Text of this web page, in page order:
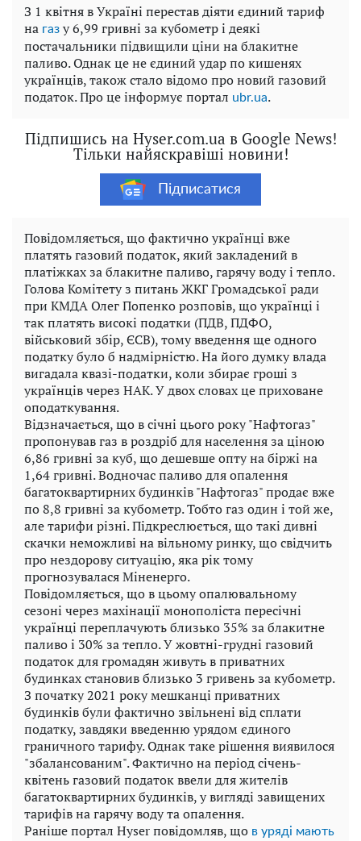
З 1 квітня в Україні перестав діяти єдиний тариф
на газ у 6,99 гривні за кубометр і деякі
постачальники підвищили ціни на блакитне
паливо. Однак це не єдиний удар по кишенях
українців, також стало відомо про новий газовий
податок. Про це інформує портал ubr.ua.
Підпишись на Hyser.com.ua в Google News!
Тільки найяскравіші новини!
Підписатися
Повідомляється, що фактично українці вже
платять газовий податок, який закладений в
платіжках за блакитне паливо, гарячу воду і тепло.
Голова Комітету з питань ЖКГ Громадської ради
при КМДА Олег Попенко розповів, що українці і
так платять високі податки (ПДВ, ПДФО,
військовий збір, ЄСВ), тому введення ще одного
податку було б надмірністю. На його думку влада
вигадала квазі-податки, коли збирає гроші з
українців через НАК. У двох словах це приховане
оподаткування.
Відзначається, що в січні цього року "Нафтогаз"
пропонував газ в роздріб для населення за ціною
6,86 гривні за куб, що дешевше опту на біржі на
1,64 гривні. Водночас паливо для опалення
багатоквартирних будинків "Нафтогаз" продає вже
по 8,8 гривні за кубометр. Тобто газ один і той же,
але тарифи різні. Підкреслюється, що такі дивні
скачки неможливі на вільному ринку, що свідчить
про нездорову ситуацію, яка рік тому
прогнозувалася Міненерго.
Повідомляється, що в цьому опалювальному
сезоні через махінації монополіста пересічні
українці переплачують близько 35% за блакитне
паливо і 30% за тепло. У жовтні-грудні газовий
податок для громадян живуть в приватних
будинках становив близько 3 гривень за кубометр.
З початку 2021 року мешканці приватних
будинків були фактично звільнені від сплати
податку, завдяки введенню урядом єдиного
граничного тарифу. Однак таке рішення виявилося
"збалансованим". Фактично на період січень-
квітень газовий податок ввели для жителів
багатоквартирних будинків, у вигляді завищених
тарифів на гарячу воду та опалення.
Раніше портал Hyser повідомляв, що в уряді мають